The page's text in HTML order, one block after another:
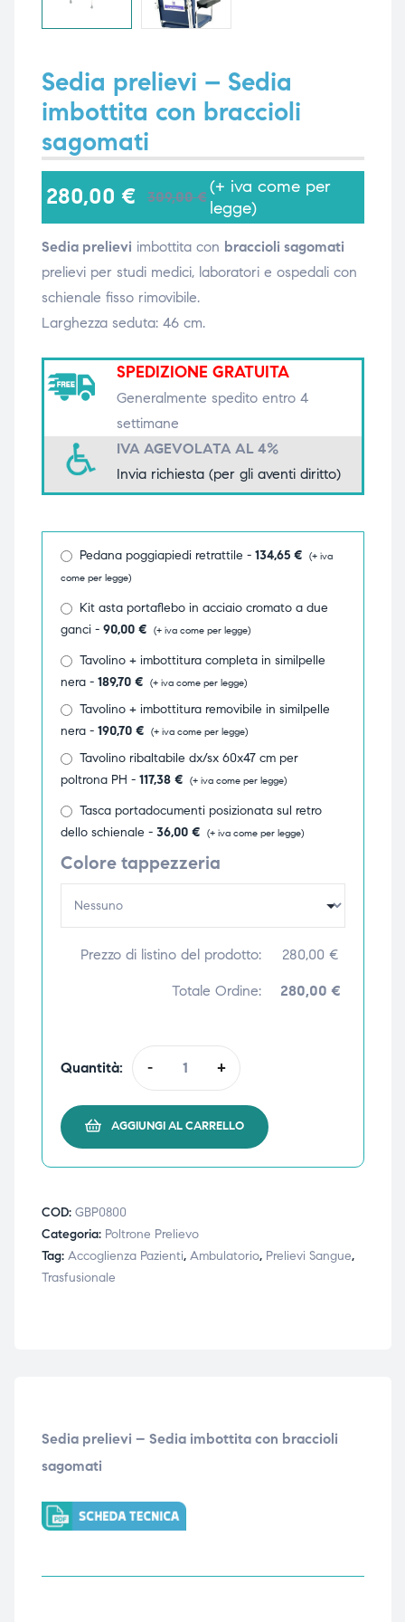
Sedia prelievi – Sedia
imbottita con braccioli
sagomati
309,00€
280,00 €
(+ iva come per
legge)
Sedia prelievi imbottita con braccioli sagomati
prelievi per studi medici, laboratori e ospedali con
schienale fisso rimovibile.
Larghezza seduta: 46 cm.
SPEDIZIONE GRATUITA
Generalmente spedito entro 4
settimane
IVA AGEVOLATA AL 4%
Invia richiesta (per gli aventi diritto)
Pedana poggiapiedi retrattile - 134,65 € (+ iva
come per legge)
Kit asta portaflebo in acciaio cromato a due
ganci - 90,00 € (+ iva come per legge)
Tavolino + imbottitura completa in similpelle
nera - 189,70 € (+ iva come per legge)
Tavolino + imbottitura removibile in similpelle
nera - 190,70 € (+ iva come per legge)
Tavolino ribaltabile dx/sx 60x47 cm per
poltrona PH - 117,38 € (+ iva come per legge)
Tasca portadocumenti posizionata sul retro
dello schienale - 36,00 € (+ iva come per legge)
Colore tappezzeria
Prezzo di listino del prodotto: 280,00 €
Totale Ordine: 280,00 €
Quantità: - +
AGGIUNGI AL CARRELLO
COD: GBP0800
Categoria: Poltrone Prelievo
Tag: Accoglienza Pazienti, Ambulatorio, Prelievi Sangue,
Trasfusionale
Sedia prelievi – Sedia imbottita con braccioli
sagomati